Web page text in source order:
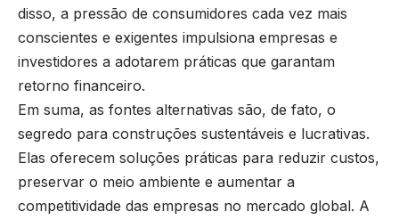
disso, a pressão de consumidores cada vez mais
conscientes e exigentes impulsiona empresas e
investidores a adotarem práticas que garantam
retorno financeiro.
Em suma, as fontes alternativas são, de fato, o
segredo para construções sustentáveis e lucrativas.
Elas oferecem soluções práticas para reduzir custos,
preservar o meio ambiente e aumentar a
competitividade das empresas no mercado global. A